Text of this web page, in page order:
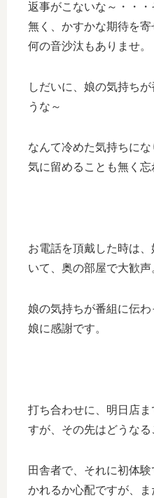
返事がこないな～・・
無く、かすかな期待を寄
何の音沙汰もありませ。
しだいに、娘の気持ち
うな～
なんて冷めた気持ちに
気に留めることも無く忘
お電話を頂戴した時は
いて、奥の部屋で大歓声
娘の気持ちが番組に伝わ
娘に感謝です。
打ち合わせに、明日店
すが、その先はどうなる
田舎者で、それに初体
かれるか心配ですが、